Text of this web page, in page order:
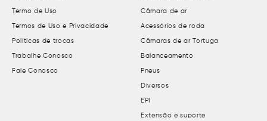
Termo de Uso
Termos de Uso e Privacidade
Políticas de trocas
Trabalhe Conosco
Fale Conosco
Câmara de ar
Acessórios de roda
Câmaras de ar Tortuga
Balanceamento
Pneus
Diversos
EPI
Extensão e suporte